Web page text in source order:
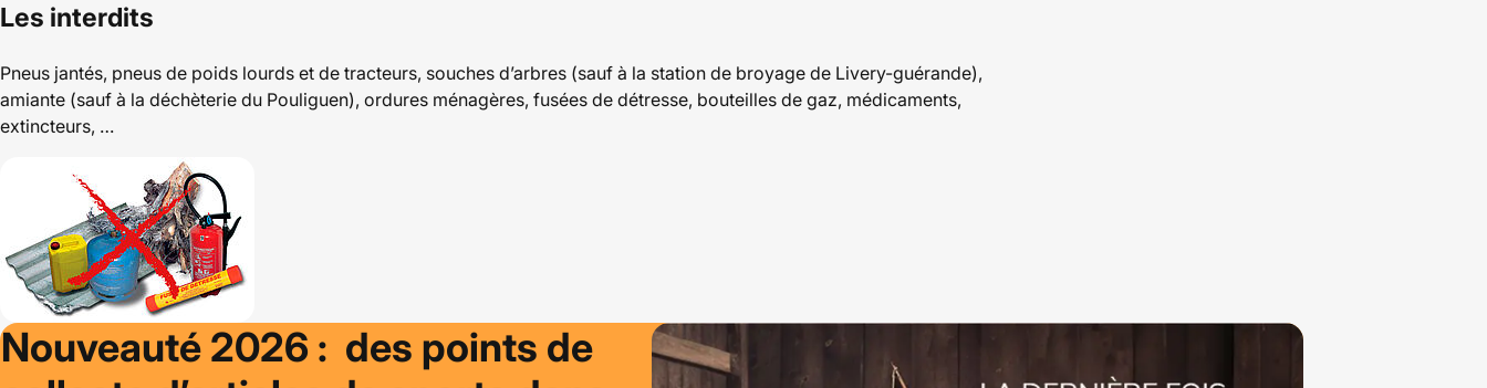
Les interdits
Pneus jantés, pneus de poids lourds et de tracteurs, souches d’arbres (sauf à la station de broyage de Livery-guérande),
amiante (sauf à la déchèterie du Pouliguen), ordures ménagères, fusées de détresse, bouteilles de gaz, médicaments,
extincteurs, …
Nouveauté 2026 : des points de